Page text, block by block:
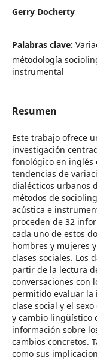
Gerry Docherty
Palabras clave:
métodología
instrumental
Resumen
Este trabajo ofrece
investigación
fonológico en inglés
tendencias de
dialécticos urbanos
métodos de
acústica e
proceden de 32
cada uno de estos
hombres y mujeres
clases sociales. Los
partir de la lectura
conversaciones con
permitido evaluar la
clase social y el
y cambio lingüístico
información sobre
cambios concretos.
como sus